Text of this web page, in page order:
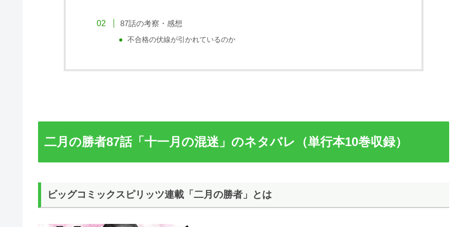
87話の考察・感想
不合格の伏線が引かれているのか
二月の勝者87話「十一月の混迷」のネタバレ（単行本10巻収録）
ビッグコミックスピリッツ連載「二月の勝者」とは